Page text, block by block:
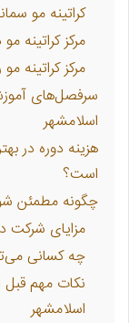
کراتینه مو
مرکز کراتینه مو
مرکز کراتینه
سرفصل‌های
اسلامشهر
هزینه دوره در
است؟
چگونه مطمئن
مزایای شرکت
چه کسانی
نکات مهم قبل
اسلامشهر